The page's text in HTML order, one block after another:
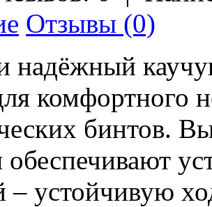
Отзывы (0)
надёжный
комфортного
бинтов.
– устойчивую